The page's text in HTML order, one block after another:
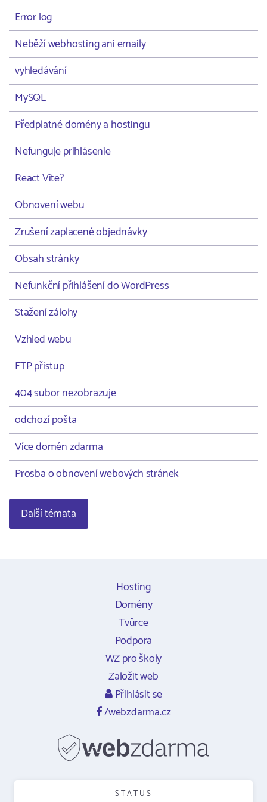
Error log
Neběží webhosting ani emaily
vyhledávání
MySQL
Předplatné domény a hostingu
Nefunguje prihlásenie
React Vite?
Obnovení webu
Zrušení zaplacené objednávky
Obsah stránky
Nefunkční přihlášení do WordPress
Stažení zálohy
Vzhled webu
FTP přístup
404 subor nezobrazuje
odchozí pošta
Více domén zdarma
Prosba o obnovení webových stránek
Další témata
Hosting
Domény
Tvůrce
Podpora
WZ pro školy
Založit web
Přihlásit se
/webzdarma.cz
STATUS